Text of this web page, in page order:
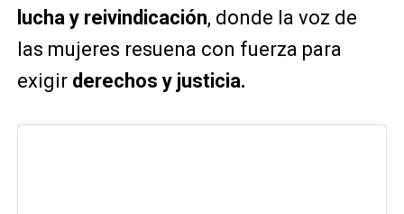
lucha y reivindicación, donde la voz de
las mujeres resuena con fuerza para
exigir derechos y justicia.